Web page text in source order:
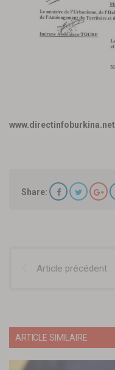
www.directinfoburkina.net
Share:
Article précédent
ARTICLE SIMILAIRE